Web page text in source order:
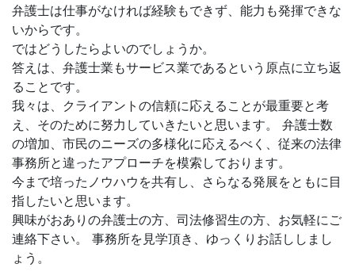
弁護士は仕事がなければ経験もできず、能力も発揮できな
いからです。
ではどうしたらよいのでしょうか。
答えは、弁護士業もサービス業であるという原点に立ち返
ることです。
我々は、クライアントの信頼に応えることが最重要と考
え、そのために努力していきたいと思います。 弁護士数
の増加、市民のニーズの多様化に応えるべく、従来の法律
事務所と違ったアプローチを模索しております。
今まで培ったノウハウを共有し、さらなる発展をともに目
指したいと思います。
興味がおありの弁護士の方、司法修習生の方、お気軽にご
連絡下さい。 事務所を見学頂き、ゆっくりお話ししまし
ょう。